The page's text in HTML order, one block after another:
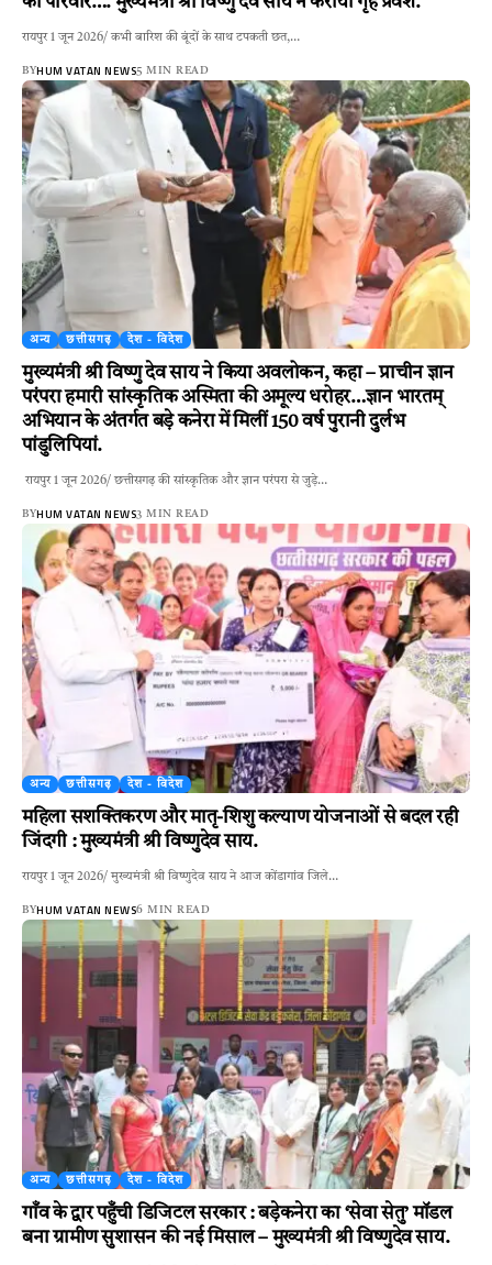
रायपुर 1 जून 2026/ कभी बारिश की बूंदों के साथ टपकती छत,…
BYHUM VATAN NEWS5 MIN READ
अन्य छत्तीसगढ़ देश - विदेश
मुख्यमंत्री श्री विष्णु देव साय ने किया अवलोकन, कहा – प्राचीन ज्ञान
परंपरा हमारी सांस्कृतिक अस्मिता की अमूल्य धरोहर…ज्ञान भारतम्
अभियान के अंतर्गत बड़े कनेरा में मिलीं 150 वर्ष पुरानी दुर्लभ
पांडुलिपियां.
रायपुर 1 जून 2026/ छत्तीसगढ़ की सांस्कृतिक और ज्ञान परंपरा से जुड़े…
BYHUM VATAN NEWS3 MIN READ
अन्य छत्तीसगढ़ देश - विदेश
महिला सशक्तिकरण और मातृ-शिशु कल्याण योजनाओं से बदल रही
जिंदगी : मुख्यमंत्री श्री विष्णुदेव साय.
रायपुर 1 जून 2026/ मुख्यमंत्री श्री विष्णुदेव साय ने आज कोंडागांव जिले…
BYHUM VATAN NEWS6 MIN READ
अन्य छत्तीसगढ़ देश - विदेश
गाँव के द्वार पहुँची डिजिटल सरकार : बड़ेकनेरा का ‘सेवा सेतु’ मॉडल
बना ग्रामीण सुशासन की नई मिसाल – मुख्यमंत्री श्री विष्णुदेव साय.